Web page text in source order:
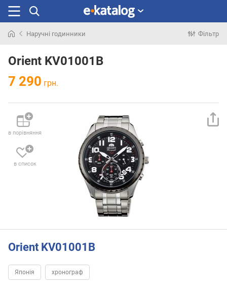
раніше
Наручні годинники Фільтр
Orient KV01001B
7 290 грн.
в порівняння
в список
Orient KV01001B
Японія хронограф